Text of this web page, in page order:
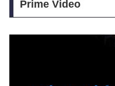
Prime Video